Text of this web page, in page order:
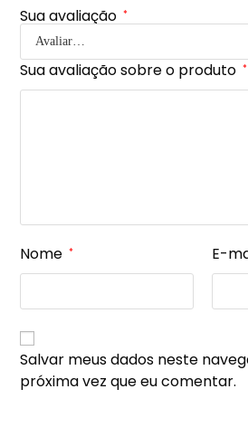
Sua avaliação *
Sua avaliação sobre o produto *
Nome * E-
Salvar meus dados neste
próxima vez que eu comentar.